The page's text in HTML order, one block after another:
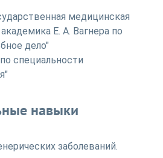
медицинская
Е. А. Вагнера по
дело"
специальности
навыки
заболеваний.